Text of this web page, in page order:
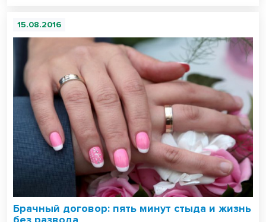
15.08.2016
Брачный договор: пять минут стыда и жизнь